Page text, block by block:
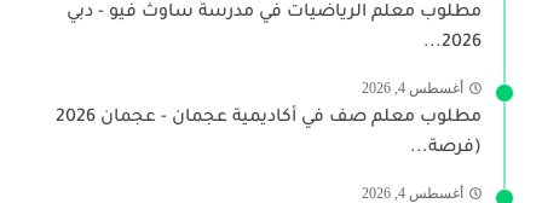
مطلوب معلم الرياضيات في مدرسة ساوث فيو - دبي
2026...
أغسطس 4, 2026
مطلوب معلم صف في أكاديمية عجمان - عجمان 2026
(فرصة...
أغسطس 4, 2026